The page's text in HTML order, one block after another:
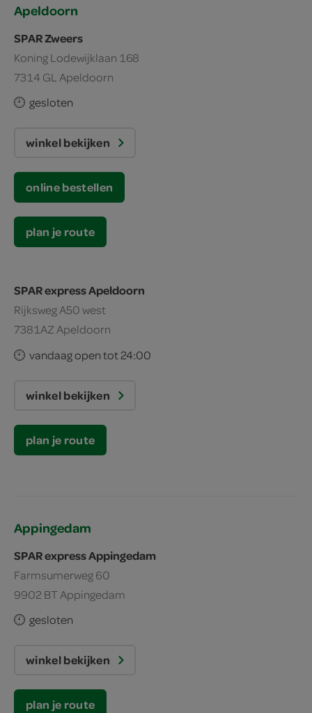
Apeldoorn
SPAR Zweers
Koning Lodewijklaan 168
7314 GL Apeldoorn
gesloten
winkel bekijken
online bestellen
plan je route
SPAR express Apeldoorn
Rijksweg A50 west
7381AZ Apeldoorn
vandaag open tot 24:00
winkel bekijken
plan je route
Appingedam
SPAR express Appingedam
Farmsumerweg 60
9902 BT Appingedam
gesloten
winkel bekijken
plan je route